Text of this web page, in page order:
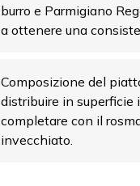
burro e Parmigiano
a ottenere una
Composizione del
distribuire in superficie
completare con il
invecchiato.